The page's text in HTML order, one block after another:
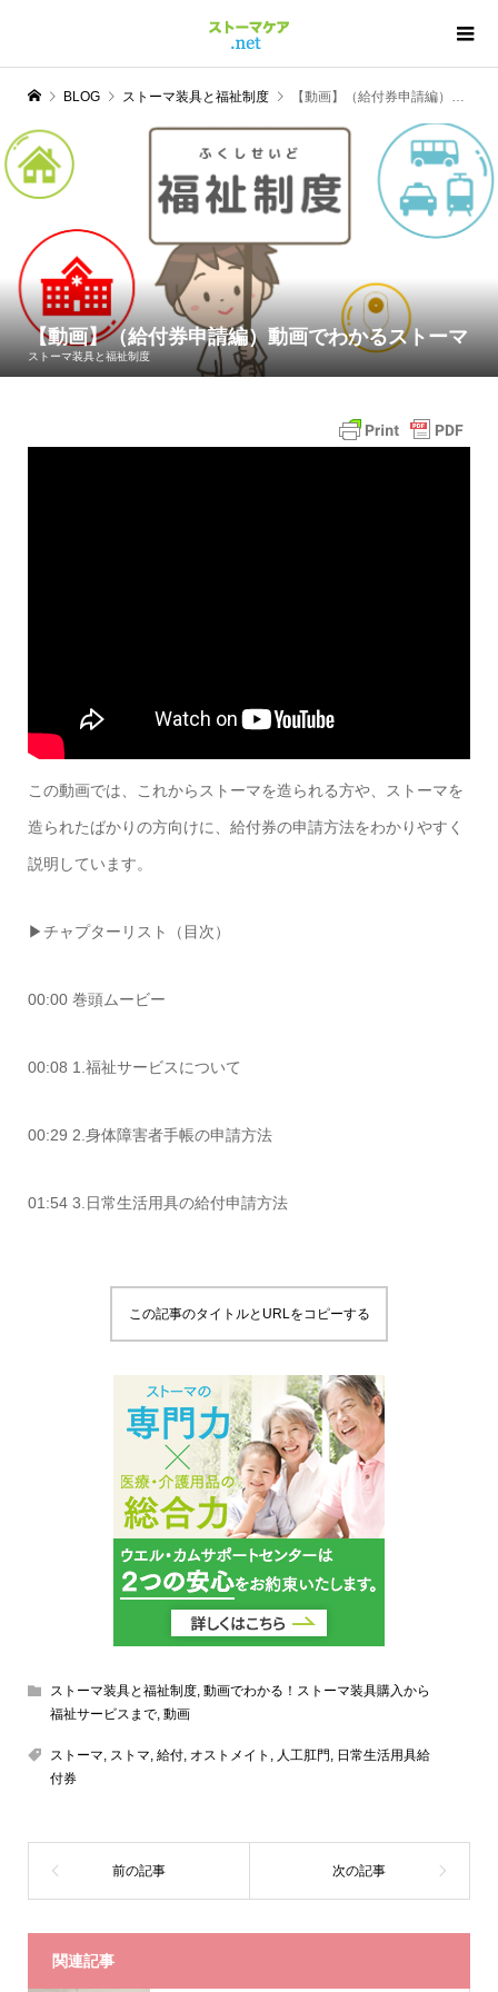
BLOG ストーマ装具と福祉制度 【動画】（給付券申請編）動画でわかるストーマ
【動画】（給付券申請編）動画でわかるストーマ
ストーマ装具と福祉制度
この動画では、これからストーマを造られる方や、ストーマを
造られたばかりの方向けに、給付券の申請方法をわかりやすく
説明しています。
▶チャプターリスト（目次）
00:00 巻頭ムービー
00:08 1.福祉サービスについて
00:29 2.身体障害者手帳の申請方法
01:54 3.日常生活用具の給付申請方法
この記事のタイトルとURLをコピーする
ストーマ装具と福祉制度, 動画でわかる！ストーマ装具購入から
福祉サービスまで, 動画
ストーマ, ストマ, 給付, オストメイト , 人工肛門 , 日常生活用具給
付券
関連記事